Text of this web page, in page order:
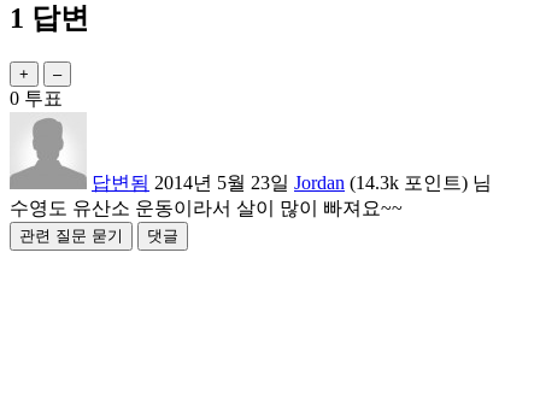
1 답변
0 투표
답변됨 2014년 5월 23일 Jordan (14.3k 포인트) 님
수영도 유산소 운동이라서 살이 많이 빠져요~~